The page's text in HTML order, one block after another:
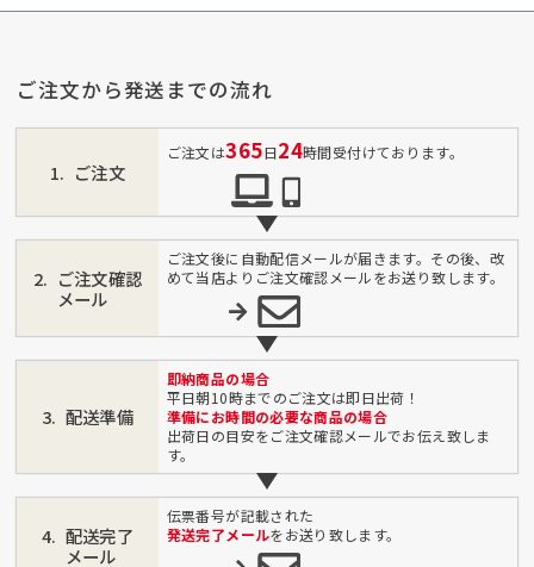
ご注文から発送までの流れ
ご注文
ご注文は365日24時間受付けております。
ご注文確認
メール
ご注文後に自動配信メールが届きます。その後、改
めて当店よりご注文確認メールをお送り致します。
配送準備
即納商品の場合
平日朝10時までのご注文は即日出荷！
準備にお時間の必要な商品の場合
出荷日の目安をご注文確認メールでお伝え致しま
す。
配送完了
メール
伝票番号が記載された
発送完了メールをお送り致します。